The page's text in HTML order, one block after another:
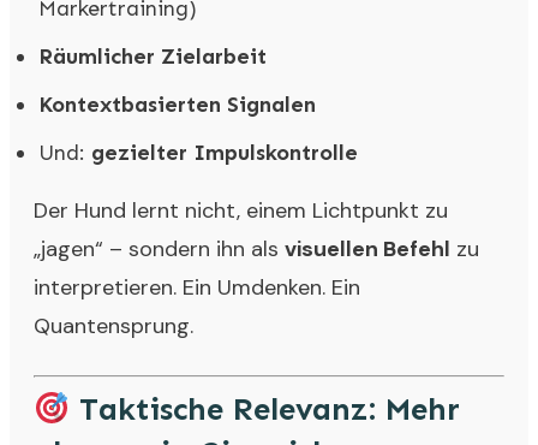
Markertraining)
Räumlicher Zielarbeit
Kontextbasierten Signalen
Und: gezielter Impulskontrolle
Der Hund lernt nicht, einem Lichtpunkt zu
„jagen“ – sondern ihn als visuellen Befehl zu
interpretieren. Ein Umdenken. Ein
Quantensprung.
Taktische Relevanz: Mehr